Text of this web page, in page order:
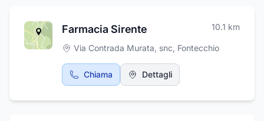
Farmacia Sirente 10.1 km
Via Contrada Murata, snc, Fontecchio
Chiama Dettagli